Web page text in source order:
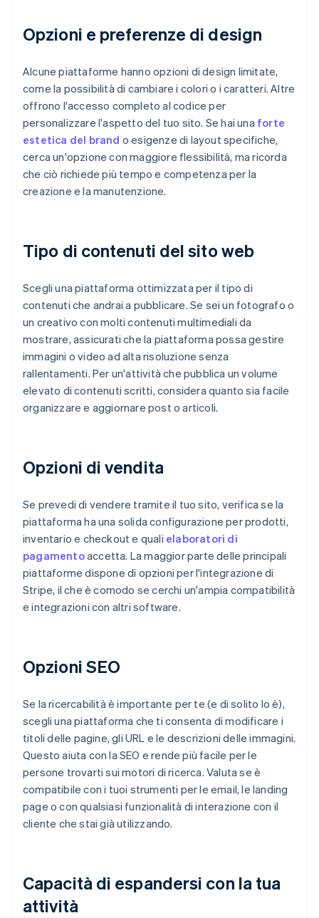
Opzioni e preferenze di design
Alcune piattaforme hanno opzioni di design limitate,
come la possibilità di cambiare i colori o i caratteri. Altre
offrono l'accesso completo al codice per
personalizzare l'aspetto del tuo sito. Se hai una forte
estetica del brand o esigenze di layout specifiche,
cerca un'opzione con maggiore flessibilità, ma ricorda
che ciò richiede più tempo e competenza per la
creazione e la manutenzione.
Tipo di contenuti del sito web
Scegli una piattaforma ottimizzata per il tipo di
contenuti che andrai a pubblicare. Se sei un fotografo o
un creativo con molti contenuti multimediali da
mostrare, assicurati che la piattaforma possa gestire
immagini o video ad alta risoluzione senza
rallentamenti. Per un'attività che pubblica un volume
elevato di contenuti scritti, considera quanto sia facile
organizzare e aggiornare post o articoli.
Opzioni di vendita
Se prevedi di vendere tramite il tuo sito, verifica se la
piattaforma ha una solida configurazione per prodotti,
inventario e checkout e quali elaboratori di
pagamentoaccetta. La maggior parte delle principali
piattaforme dispone di opzioni per l'integrazione di
Stripe, il che è comodo se cerchi un'ampia compatibilità
e integrazioni con altri software.
Opzioni SEO
Se la ricercabilità è importante per te (e di solito lo è),
scegli una piattaforma che ti consenta di modificare i
titoli delle pagine, gli URL e le descrizioni delle immagini.
Questo aiuta con la SEO e rende più facile per le
persone trovarti sui motori di ricerca. Valuta se è
compatibile con i tuoi strumenti per le email, le landing
page o con qualsiasi funzionalità di interazione con il
cliente che stai già utilizzando.
Capacità di espandersi con la tua
attività